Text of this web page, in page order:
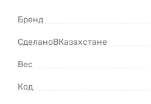
Бренд
СделаноВКазахстане
Вес
Код